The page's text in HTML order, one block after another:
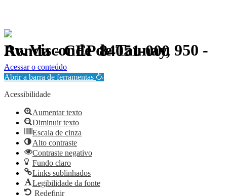
Av. Visconde de Taunay, 950 - Ronda - CEP 84051-000
Política de Privacidade.
Acessar o conteúdo
Abrir a barra de ferramentas
Acessibilidade
Aumentar texto
Diminuir texto
Escala de cinza
Alto contraste
Contraste negativo
Fundo claro
Links sublinhados
Legibilidade da fonte
Redefinir